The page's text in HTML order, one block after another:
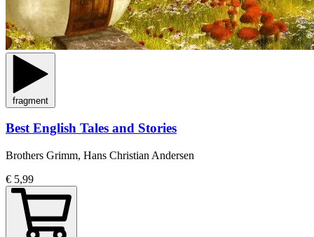
fragment
Best English Tales and Stories
Brothers Grimm, Hans Christian Andersen
€ 5,99